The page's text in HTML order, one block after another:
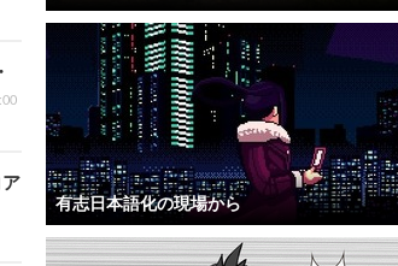
有志日本語化の現場から